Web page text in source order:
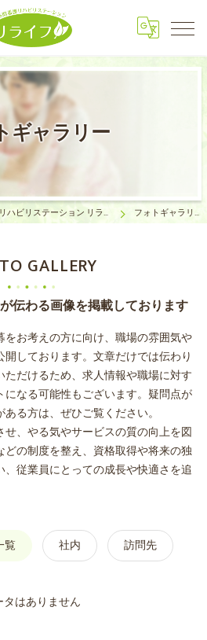
ギャラリー
横浜市の訪問看護は訪問看護リハビリステーション リライフ フォトギャラリー
GALLERY
伝わる画像を掲載しております
お考えの方に向け、職場の雰囲気や
しております。文章だけでは伝わり
だけるため、求人情報や職場に対す
なる可能性もございます。疑問点が
る方は、ぜひご覧ください。
、やる気やサービスの質の向上を図
どの制度を整え、資格取得や将来の独
従業員にとっての成長や快適さを追
覧 社内 訪問先
タはありません